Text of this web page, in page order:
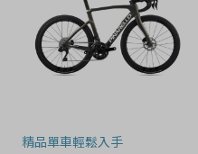
精品單車輕鬆入手